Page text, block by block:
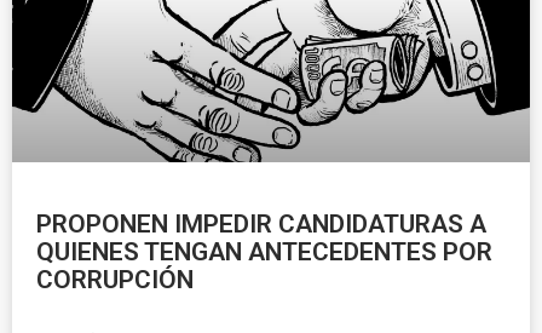
PROPONEN IMPEDIR CANDIDATURAS A
QUIENES TENGAN ANTECEDENTES POR
CORRUPCIÓN